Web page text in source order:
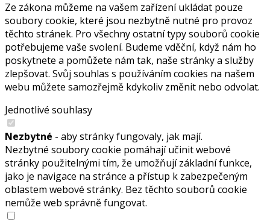
Ze zákona můžeme na vašem zařízení ukládat pouze
soubory cookie, které jsou nezbytně nutné pro provoz
těchto stránek. Pro všechny ostatní typy souborů cookie
potřebujeme vaše svolení. Budeme vděční, když nám ho
poskytnete a pomůžete nám tak, naše stránky a služby
zlepšovat. Svůj souhlas s používáním cookies na našem
webu můžete samozřejmě kdykoliv změnit nebo odvolat.
Jednotlivé souhlasy
Nezbytné - aby stránky fungovaly, jak mají.
Nezbytné soubory cookie pomáhají učinit webové
stránky použitelnými tím, že umožňují základní funkce,
jako je navigace na stránce a přístup k zabezpečeným
oblastem webové stránky. Bez těchto souborů cookie
nemůže web správně fungovat.